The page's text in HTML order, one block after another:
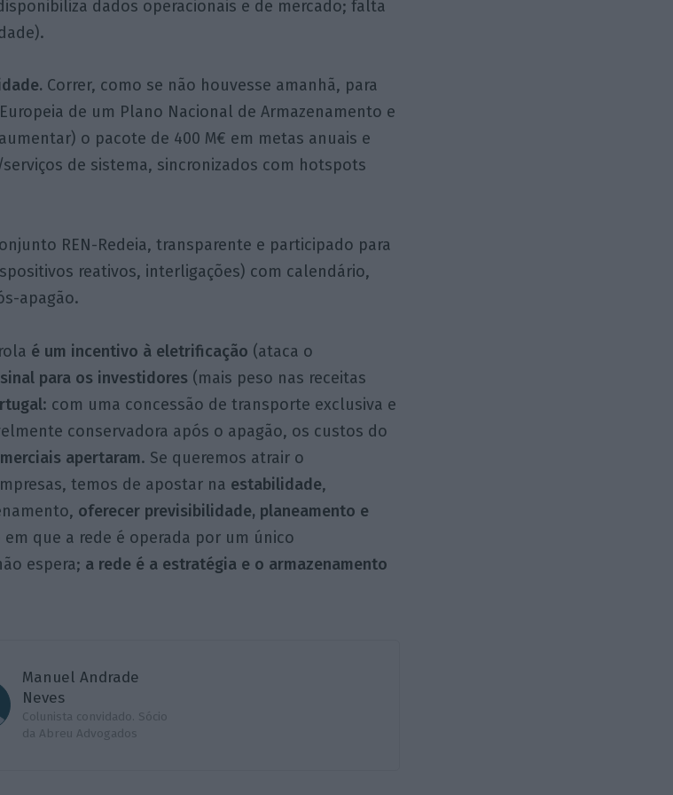
dados operacionais e de mercado; falta
Correr, como se não houvesse amanhã, para
de um Plano Nacional de Armazenamento e
o pacote de 400 M€ em metas anuais e
de sistema, sincronizados com hotspots
REN-Redeia, transparente e participado para
reativos, interligações) com calendário,
apagão.
é um incentivo à eletrificação (ataca o
para os investidores (mais peso nas receitas
: com uma concessão de transporte exclusiva e
conservadora após o apagão, os custos do
apertaram. Se queremos atrair o
temos de apostar na estabilidade,
oferecer previsibilidade, planeamento e
que a rede é operada por um único
espera; a rede é a estratégia e o armazenamento
Manuel Andrade
Neves
Colunista convidado. Sócio
da Abreu Advogados